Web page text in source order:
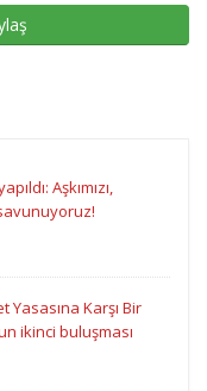
Aşkımızı,
Karşı Bir
ikinci buluşması